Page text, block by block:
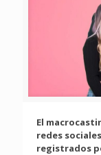
El
redes
registrados